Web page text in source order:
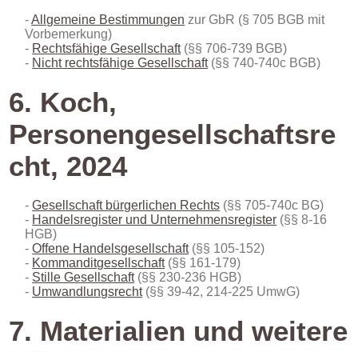
Allgemeine Bestimmungen zur GbR (§ 705 BGB mit
Vorbemerkung)
Rechtsfähige Gesellschaft(§§ 706-739 BGB)
Nicht rechtsfähige Gesellschaft(§§ 740-740c BGB)
6. Koch,
Personengesellschaftsre
cht, 2024
Gesellschaft bürgerlichen Rechts (§§ 705-740c BG)
Handelsregister und Unternehmensregister (§§ 8-16
HGB)
Offene Handelsgesellschaft(§§ 105-152)
Kommanditgesellschaft(§§ 161-179)
Stille Gesellschaft(§§ 230-236 HGB)
Umwandlungsrecht(§§ 39-42, 214-225 UmwG)
7. Materialien und weitere